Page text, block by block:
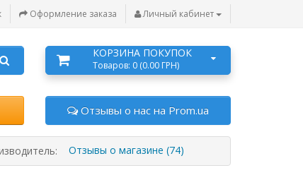
Оформление заказа Личный кабинет
КОРЗИНА ПОКУПОК
Товаров: 0 (0.00 ГРН)
Отзывы о нас на Prom.ua
Отзывы о магазине (74)